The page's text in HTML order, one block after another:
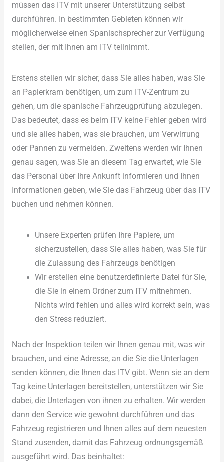
müssen das ITV mit unserer Unterstützung selbst
durchführen. In bestimmten Gebieten können wir
möglicherweise einen Spanischsprecher zur Verfügung
stellen, der mit Ihnen am ITV teilnimmt.
Erstens stellen wir sicher, dass Sie alles haben, was Sie
an Papierkram benötigen, um zum ITV-Zentrum zu
gehen, um die spanische Fahrzeugprüfung abzulegen.
Das bedeutet, dass es beim ITV keine Fehler geben wird
und sie alles haben, was sie brauchen, um Verwirrung
oder Pannen zu vermeiden. Zweitens werden wir Ihnen
genau sagen, was Sie an diesem Tag erwartet, wie Sie
das Personal über Ihre Ankunft informieren und Ihnen
Informationen geben, wie Sie das Fahrzeug über das ITV
buchen und nehmen können.
Unsere Experten prüfen Ihre Papiere, um
sicherzustellen, dass Sie alles haben, was Sie für
die Zulassung des Fahrzeugs benötigen
Wir erstellen eine benutzerdefinierte Datei für Sie,
die Sie in einem Ordner zum ITV mitnehmen.
Nichts wird fehlen und alles wird korrekt sein, was
den Stress reduziert.
Nach der Inspektion teilen wir Ihnen genau mit, was wir
brauchen, und eine Adresse, an die Sie die Unterlagen
senden können, die Ihnen das ITV gibt. Wenn sie an dem
Tag keine Unterlagen bereitstellen, unterstützen wir Sie
dabei, die Unterlagen von ihnen zu erhalten. Wir werden
dann den Service wie gewohnt durchführen und das
Fahrzeug registrieren und Ihnen alles auf dem neuesten
Stand zusenden, damit das Fahrzeug ordnungsgemäß
ausgeführt wird. Das beinhaltet: